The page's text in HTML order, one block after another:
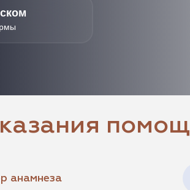
анамнеза